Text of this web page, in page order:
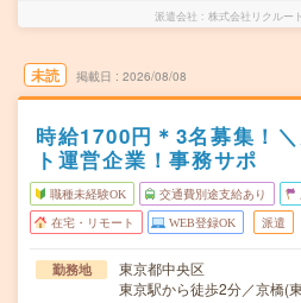
派遣会社 株式会社リクルー
未読 掲載日 2026/08/08
時給1700円＊3名募集！
ト運営企業！事務サポ
職種未経験OK 交通費別途支給あり
在宅・リモート WEB登録OK 派遣
勤務地
東京都中央区
東京駅から徒歩2分／京橋(